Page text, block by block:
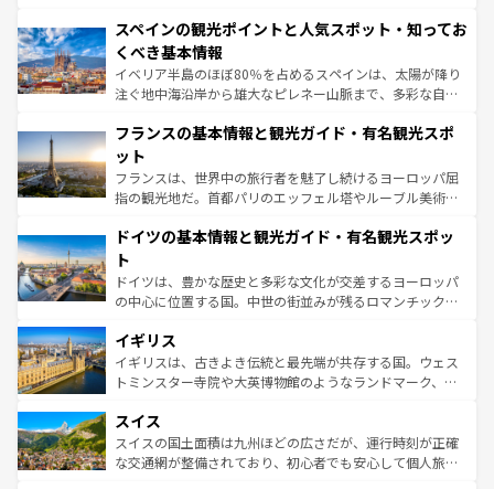
ろん、トスカーナの美しい田園風景やアマルフィ海岸の絶
景など、自然景観も見逃せない。観光の合間には、本場の
ピザやパスタなど、絶品のイタリア料理を堪能することも
できる。朝目覚めてから夜眠るまで、すべての瞬間を楽し
なお、新着のイタリア情報はコンテンツ一覧を参照してほ
しい。
スペインの観光ポイントと人気スポット・知ってお
くべき基本情報
イベリア半島のほぼ80％を占めるスペインは、太陽が降り
注ぐ地中海沿岸から雄大なピレネー山脈まで、多彩な自然
文化が根付くこの国では、情熱的なフラメンコ、熱気あふ
れる闘牛、そして美味しいタパスが生活の一部となってい
る。首都マドリードの洗練された雰囲気や、バルセロナの
アートに溢れた街角から、地方では古代ローマ遺跡や中世
せる。地方によって風土や気候が異なるスペインはその個
ンテンツ一覧 を参照してほしい。
フランスの基本情報と観光ガイド・有名観光スポ
ット
フランスは、世界中の旅行者を魅了し続けるヨーロッパ屈
指の観光地だ。首都パリのエッフェル塔やルーブル美術館
で、幅広い魅力が詰まっている。華麗な宮殿、歴史的な大
聖堂、美しいビーチ、そして豊かな自然が、訪れる者を心
から魅了する。また、フランスは美食の国としても知ら
れ、フランス料理はユネスコ無形文化遺産にも登録されて
香り高いラベンダー畑など、多彩な楽しみ方が可能だ。さ
らに、パリ以外の地域にも魅力が溢れており、どの街角に
も豊かな歴史と文化が息づいている。パリ以外の個性あふ
を参照してほしい。
ドイツの基本情報と観光ガイド・有名観光スポッ
ト
ドイツは、豊かな歴史と多彩な文化が交差するヨーロッパ
の中心に位置する国。中世の街並みが残るロマンチック街
顔を持つこの国は、どこを歩いても飽きることがない。ベ
ルリンの文化的活気、バイエルン州のアルプスの絶景、そ
してライン川沿いのワイン畑といった風景は必見。ビール
は、お酒好きな人にはぜひ体験してほしい。 なお、新着の
ドイツ情報はコンテンツ一覧を参照してほしい。
イギリス
イギリスは、古きよき伝統と最先端が共存する国。ウェス
トミンスター寺院や大英博物館のようなランドマーク、歴
リアごとに異なる魅力がある。また、優雅なアフタヌーン
ティー、ビール好きにはたまらない英国パブ、サッカー観
戦など、本場だからこそできる体験も豊富。イギリスを旅
スイス
スイスの国土面積は九州ほどの広さだが、運行時刻が正確
な交通網が整備されており、初心者でも安心して個人旅行